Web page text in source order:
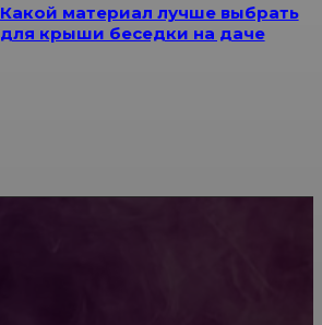
Какой материал лучше выбрать
для крыши беседки на даче